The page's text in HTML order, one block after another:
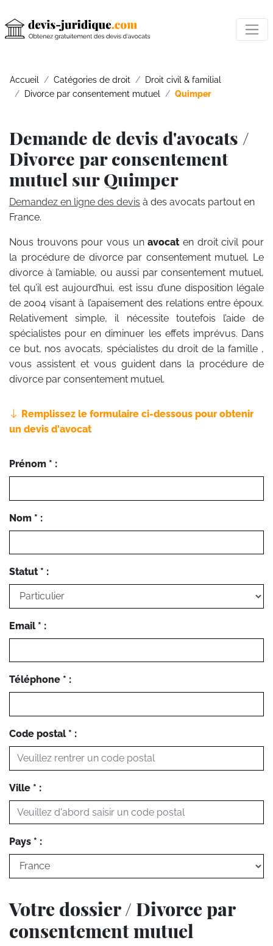
Accueil Catégories de droit
Droit civil & familial
Divorce par consentement mutuel
Quimper
Demande de devis d'avocats /
Divorce par consentement
mutuel sur Quimper
Demandez en ligne des devis à des avocats partout en
France.
Nous trouvons pour vous unavocaten droit civil pour
la procédure de divorce par consentement mutuel. Le
divorce à l’amiable, ou aussi par consentement mutuel,
tel qu’il est aujourd’hui, est issu d’une disposition légale
de 2004 visant à l’apaisement des relations entre époux.
Relativement simple, il nécessite toutefois l’aide de
spécialistes pour en diminuer les effets imprévus. Dans
ce but, nos avocats, spécialistes du droit de la famille ,
vous assistent et vous guident dans la procédure de
divorce par consentement mutuel.
Remplissez le formulaire ci-dessous pour obtenir
un devis d'avocat
Prénom * :
Nom * :
Statut * :
Email * :
Téléphone * :
Code postal * :
Ville * :
Pays * :
Votre dossier / Divorce par
consentement mutuel